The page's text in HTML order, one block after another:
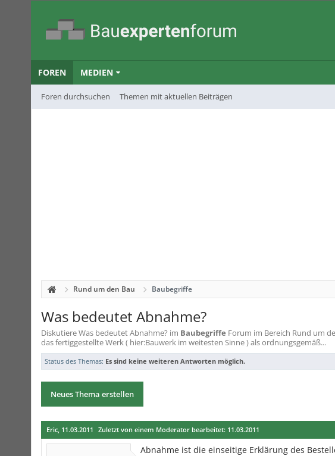
FOREN
Foren durchsuchen Themen mit aktuellen Beiträgen
MEDIEN
Rund um den Bau Baubegriffe
Was bedeutet Abnahme?
DiskutiereWas bedeutet Abnahme? im Baubegriffe Forum im Bereich Rund um
das fertiggestellte Werk ( hier:Bauwerk im weitesten Sinne ) als ordnungsgemäß...
Status des Themas: Es sind keine weiteren Antworten möglich.
Neues Thema erstellen
Eric, 11.03.2011 Zuletzt von einem Moderator bearbeitet: 11.03.2011
Abnahme ist die einseitige Erklärung des